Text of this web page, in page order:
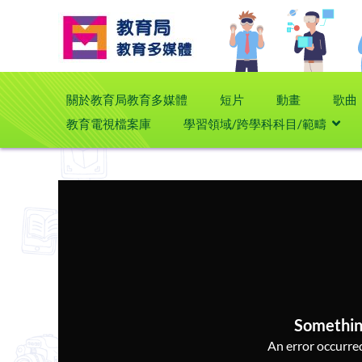
關於教育局教育多媒體 短片 動畫
歌曲
教育電視檔案庫
學習領域/跨學科科目/範疇
An error